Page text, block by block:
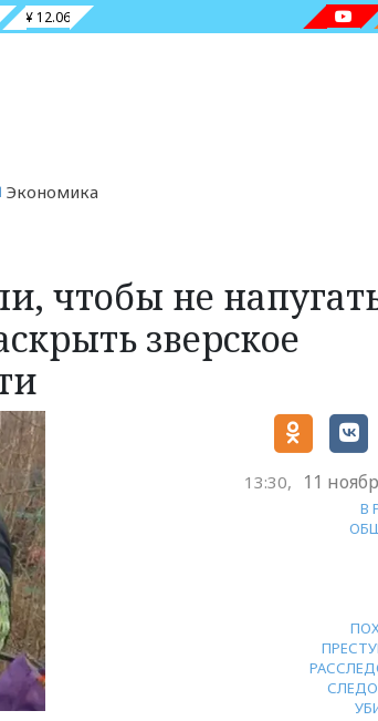
¥ 12.06
Экономика
чтобы не
зверское
13:30, 11
В